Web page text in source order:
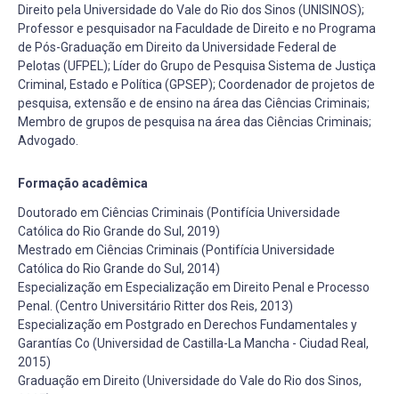
Direito pela Universidade do Vale do Rio dos Sinos (UNISINOS);
Professor e pesquisador na Faculdade de Direito e no Programa
de Pós-Graduação em Direito da Universidade Federal de
Pelotas (UFPEL); Líder do Grupo de Pesquisa Sistema de Justiça
Criminal, Estado e Política (GPSEP); Coordenador de projetos de
pesquisa, extensão e de ensino na área das Ciências Criminais;
Membro de grupos de pesquisa na área das Ciências Criminais;
Advogado.
Formação acadêmica
Doutorado em Ciências Criminais (Pontifícia Universidade
Católica do Rio Grande do Sul, 2019)
Mestrado em Ciências Criminais (Pontifícia Universidade
Católica do Rio Grande do Sul, 2014)
Especialização em Especialização em Direito Penal e Processo
Penal. (Centro Universitário Ritter dos Reis, 2013)
Especialização em Postgrado en Derechos Fundamentales y
Garantías Co (Universidad de Castilla-La Mancha - Ciudad Real,
2015)
Graduação em Direito (Universidade do Vale do Rio dos Sinos,